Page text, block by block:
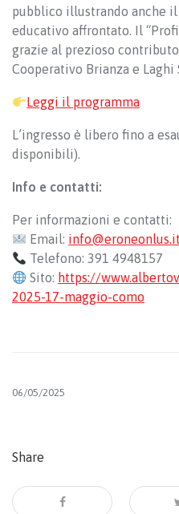
pubblico illustrando anche
educativo affrontato. Il
grazie al prezioso
Cooperativo Brianza e Laghi
Leggi il programma
L’ingresso è libero fino a
disponibili).
Info e contatti:
Per informazioni e contatti:
Email: info@eroneonlus.it
Telefono: 391 4948157
Sito: https://
2025-17-maggio-como
06/05/2025
Share